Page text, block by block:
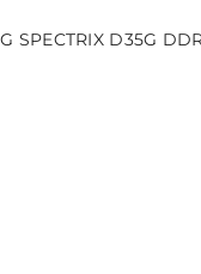
SPECTRIX D35G